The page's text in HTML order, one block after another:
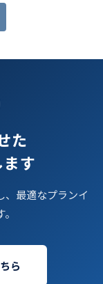
た
す
、最適なプランイ
ら